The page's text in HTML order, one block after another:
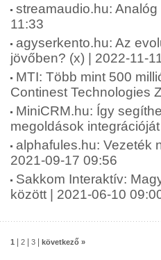
streamaudio.hu:
11:33
agyserkento.hu: Az
jövőben? (x) | 2022-11-
MTI: Több mint 500
Continest Technologies
MiniCRM.hu: Így
megoldások
alphafules.hu: Vezeték
2021-09-17 09:56
Sakkom Interaktív:
között | 2021-06-10
1 2 3 következő »